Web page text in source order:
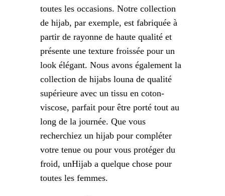
toutes les occasions. Notre collection
de hijab, par exemple, est fabriquée à
partir de rayonne de haute qualité et
présente une texture froissée pour un
look élégant. Nous avons également la
collection de hijabs louna de qualité
supérieure avec un tissu en coton-
viscose, parfait pour être porté tout au
long de la journée. Que vous
recherchiez un hijab pour compléter
votre tenue ou pour vous protéger du
froid, unHijab a quelque chose pour
toutes les femmes.